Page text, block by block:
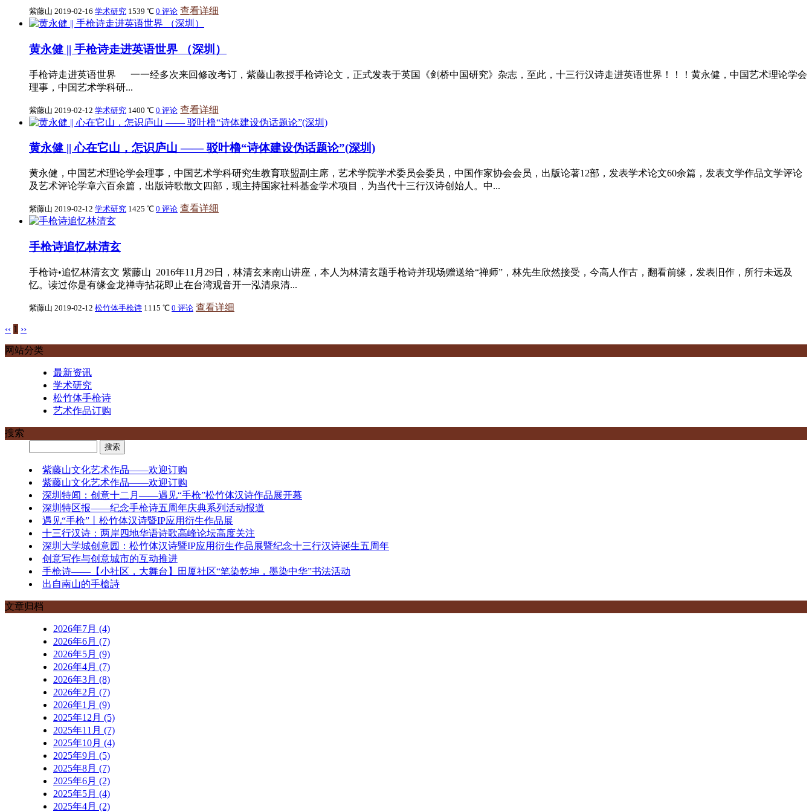
紫藤山 2019-02-16 学术研究 1539 ℃ 0 评论 查看详细
黄永健 || 手枪诗走进英语世界 （深圳）
手枪诗走进英语世界 一一经多次来回修改考订，紫藤山教授手枪诗论文，正式发表于英国《剑桥中国研究》杂志，至此，十三行汉诗走进英语世界！！！黄永健，中国艺术理论学会
理事，中国艺术学科研...
紫藤山 2019-02-12 学术研究 1400 ℃ 0 评论 查看详细
黄永健 || 心在它山，怎识庐山 —— 驳叶橹“诗体建设伪话题论”(深圳)
黄永健，中国艺术理论学会理事，中国艺术学科研究生教育联盟副主席，艺术学院学术委员会委员，中国作家协会会员，出版论著12部，发表学术论文60余篇，发表文学作品文学评论
及艺术评论学章六百余篇，出版诗歌散文四部，现主持国家社科基金学术项目，为当代十三行汉诗创始人。中...
紫藤山 2019-02-12 学术研究 1425 ℃ 0 评论 查看详细
手枪诗追忆林清玄
手枪诗•追忆林清玄文 紫藤山 2016年11月29日，林清玄来南山讲座，本人为林清玄题手枪诗并现场赠送给“禅师”，林先生欣然接受，今高人作古，翻看前缘，发表旧作，所行未远及
忆。读过你是有缘金龙禅寺拈花即止在台湾观音开一泓清泉清...
紫藤山 2019-02-12 松竹体手枪诗 1115 ℃ 0 评论 查看详细
‹‹ 1 ››
网站分类
最新资讯
学术研究
松竹体手枪诗
艺术作品订购
搜索
紫藤山文化艺术作品——欢迎订购
紫藤山文化艺术作品——欢迎订购
深圳特闻：创意十二月——遇见“手枪”松竹体汉诗作品展开幕
深圳特区报——纪念手枪诗五周年庆典系列活动报道
遇见“手枪”丨松竹体汉诗暨IP应用衍生作品展
十三行汉诗：两岸四地华语诗歌高峰论坛高度关注
深圳大学城创意园：松竹体汉诗暨IP应用衍生作品展暨纪念十三行汉诗诞生五周年
创意写作与创意城市的互动推进
手枪诗——【小社区，大舞台】田厦社区“笔染乾坤，墨染中华”书法活动
出自南山的手槍詩
文章归档
2026年7月 (4)
2026年6月 (7)
2026年5月 (9)
2026年4月 (7)
2026年3月 (8)
2026年2月 (7)
2026年1月 (9)
2025年12月 (5)
2025年11月 (7)
2025年10月 (4)
2025年9月 (5)
2025年8月 (7)
2025年6月 (2)
2025年5月 (4)
2025年4月 (2)